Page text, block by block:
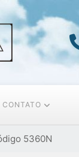
CONTATO
5360N